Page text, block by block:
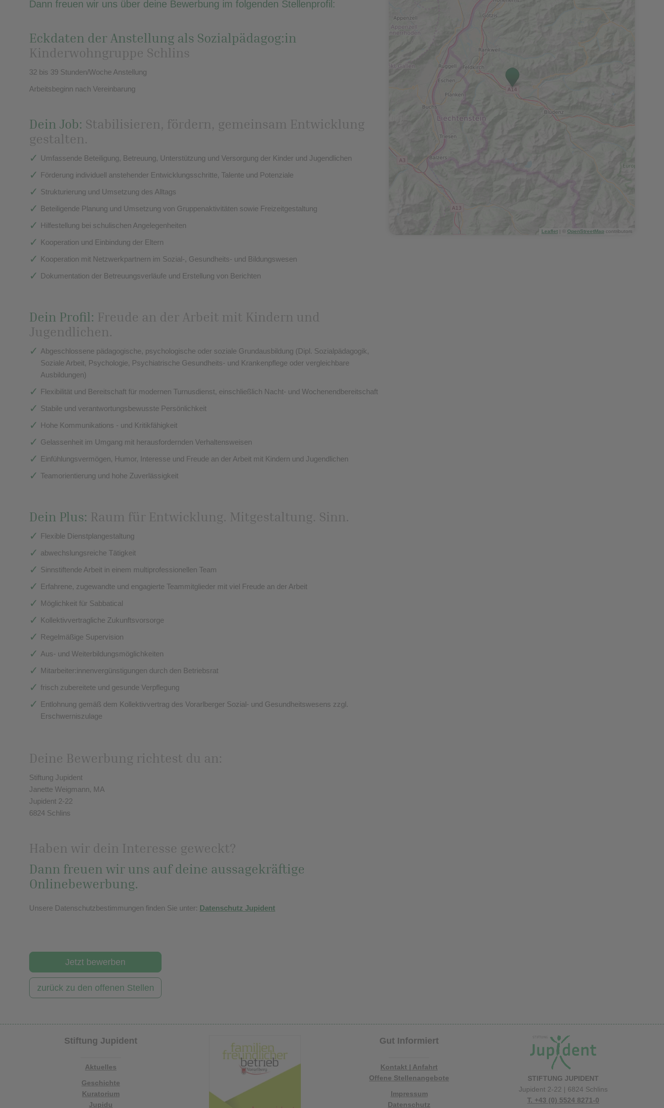
Dann freuen wir uns über deine Bewerbung im folgenden Stellenprofil:
Eckdaten der Anstellung als Sozialpädagog:in
Kinderwohngruppe Schlins
32 bis 39 Stunden/Woche Anstellung
Arbeitsbeginn nach Vereinbarung
Dein Job: Stabilisieren, fördern, gemeinsam Entwicklung
gestalten.
Umfassende Beteiligung, Betreuung, Unterstützung und Versorgung der Kinder und Jugendlichen
Förderung individuell anstehender Entwicklungsschritte, Talente und Potenziale
Strukturierung und Umsetzung des Alltags
Beteiligende Planung und Umsetzung von Gruppenaktivitäten sowie Freizeitgestaltung
Hilfestellung bei schulischen Angelegenheiten
Kooperation und Einbindung der Eltern
Kooperation mit Netzwerkpartnern im Sozial-, Gesundheits- und Bildungswesen
Dokumentation der Betreuungsverläufe und Erstellung von Berichten
Dein Profil: Freude an der Arbeit mit Kindern und
Jugendlichen.
Abgeschlossene pädagogische, psychologische oder soziale Grundausbildung (Dipl. Sozialpädagogik,
Soziale Arbeit, Psychologie, Psychiatrische Gesundheits- und Krankenpflege oder vergleichbare
Ausbildungen)
Flexibilität und Bereitschaft für modernen Turnusdienst, einschließlich Nacht- und Wochenendbereitschaft
Stabile und verantwortungsbewusste Persönlichkeit
Hohe Kommunikations - und Kritikfähigkeit
Gelassenheit im Umgang mit herausfordernden Verhaltensweisen
Einfühlungsvermögen, Humor, Interesse und Freude an der Arbeit mit Kindern und Jugendlichen
Teamorientierung und hohe Zuverlässigkeit
Dein Plus: Raum für Entwicklung. Mitgestaltung. Sinn.
Flexible Dienstplangestaltung
abwechslungsreiche Tätigkeit
Sinnstiftende Arbeit in einem multiprofessionellen Team
Erfahrene, zugewandte und engagierte Teammitglieder mit viel Freude an der Arbeit
Möglichkeit für Sabbatical
Kollektivvertragliche Zukunftsvorsorge
Regelmäßige Supervision
Aus- und Weiterbildungsmöglichkeiten
Mitarbeiter:innenvergünstigungen durch den Betriebsrat
frisch zubereitete und gesunde Verpflegung
Entlohnung gemäß dem Kollektivvertrag des Vorarlberger Sozial- und Gesundheitswesens zzgl.
Erschwerniszulage
Deine Bewerbung richtest du an:
Stiftung Jupident
Janette Weigmann, MA
Jupident 2-22
6824 Schlins
Haben wir dein Interesse geweckt?
Dann freuen wir uns auf deine aussagekräftige
Onlinebewerbung.
Unsere Datenschutzbestimmungen finden Sie unter: Datenschutz Jupident
Leaflet | © OpenStreetMapcontributors
Jetzt bewerben
zurück zu den offenen Stellen
Stiftung Jupident
Aktuelles
Geschichte
Kuratorium
Jupidu
Gut Informiert
Kontakt | Anfahrt
Offene Stellenangebote
Impressum
Datenschutz
STIFTUNG JUPIDENT
Jupident 2-22 | 6824 Schlins
T. +43 (0) 5524 8271-0